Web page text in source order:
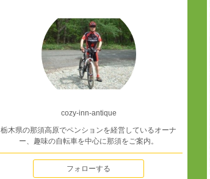
cozy-inn-antique
栃木県の那須高原でペンションを経営しているオーナ
ー、趣味の自転車を中心に那須をご案内。
フォローする